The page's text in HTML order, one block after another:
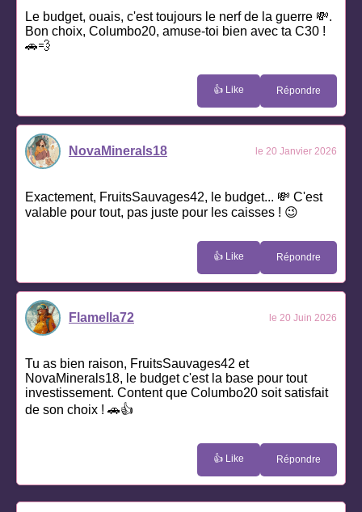
Le budget, ouais, c'est toujours le nerf de la guerre 💸.
Bon choix, Columbo20, amuse-toi bien avec ta C30 !
🚗💨
👍 Like Répondre
NovaMinerals18 le 20 Janvier 2026
Exactement, FruitsSauvages42, le budget... 💸 C'est
valable pour tout, pas juste pour les caisses ! 😉
👍 Like Répondre
Flamella72 le 20 Juin 2026
Tu as bien raison, FruitsSauvages42 et
NovaMinerals18, le budget c'est la base pour tout
investissement. Content que Columbo20 soit satisfait
de son choix ! 🚗👍
👍 Like Répondre